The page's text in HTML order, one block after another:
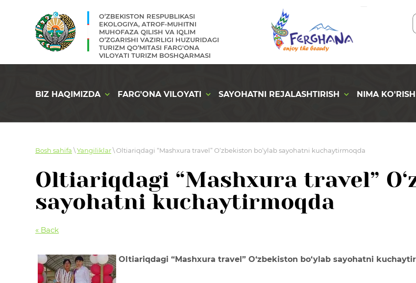
O‘ZBEKISTON RESPUBLIKASI
EKOLOGIYA, ATROF-MUHITNI
MUHOFAZA QILISH VA IQLIM
O‘ZGARISHI VAZIRLIGI HUZURIDAGI
TURIZM QO‘MITASI FARG'ONA
VILOYATI TURIZM BOSHQARMASI
BIZ HAQIMIZDA FARG'ONA VILOYATI SAYOHATNI REJALASHTIRISH NIMA
Bosh sahifa \Yangiliklar\ Oltiariqdagi “Mashxura travel” O‘zbekiston bo‘ylab sayohatni kuchaytirmoqda
Oltiariqdagi “Mashxura travel”
sayohatni kuchaytirmoqda
« Back
Oltiariqdagi “Mashxura travel” O‘zbekiston bo‘ylab sayohatni